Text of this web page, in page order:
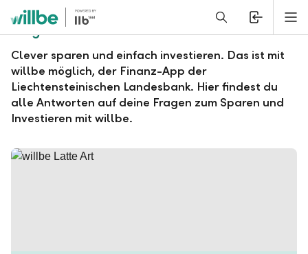
Alerts.Headline
Fragen und Antworten zu willbe
Clever sparen und einfach investieren. Das ist mit
willbe möglich, der Finanz-App der
Liechtensteinischen Landesbank. Hier findest du
alle Antworten auf deine Fragen zum Sparen und
Investieren mit willbe.